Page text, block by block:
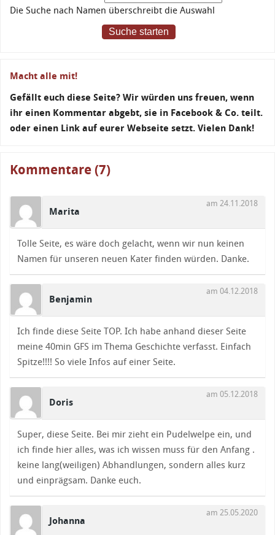
Die Suche nach Namen überschreibt die Auswahl
Suche starten
Macht alle mit!
Gefällt euch diese Seite? Wir würden uns freuen, wenn
ihr einen Kommentar abgebt, sie in Facebook & Co. teilt.
oder einen Link auf eurer Webseite setzt. Vielen Dank!
Kommentare (7)
Marita
am 24.11.2018
Tolle Seite, es wäre doch gelacht, wenn wir nun keinen
Namen für unseren neuen Kater finden würden. Danke.
Benjamin
am 04.12.2018
Ich finde diese Seite TOP. Ich habe anhand dieser Seite
meine 40min GFS im Thema Geschichte verfasst. Einfach
Spitze!!!! So viele Infos auf einer Seite.
Doris
am 05.12.2018
Super, diese Seite. Bei mir zieht ein Pudelwelpe ein, und
ich finde hier alles, was ich wissen muss für den Anfang .
keine lang(weiligen) Abhandlungen, sondern alles kurz
und einprägsam. Danke euch.
Johanna
am 25.05.2020